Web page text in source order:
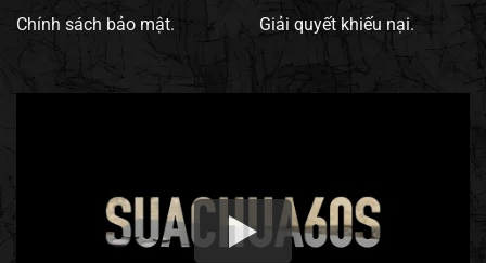
Chính sách bảo mật. Giải quyết khiếu nại.